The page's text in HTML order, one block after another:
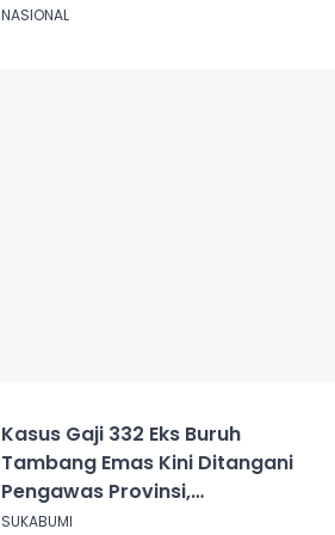
NASIONAL
Kasus Gaji 332 Eks Buruh
Tambang Emas Kini Ditangani
Pengawas Provinsi,
Disnakertrans Sukabumi Terus
SUKABUMI